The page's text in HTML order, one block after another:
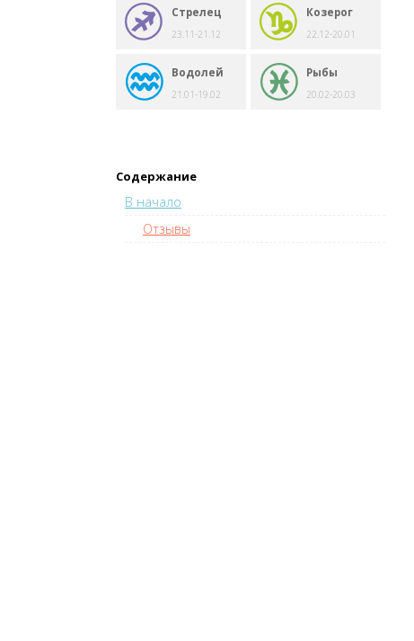
Стрелец
23.11-21.12
Козерог
22.12-20.01
Водолей
21.01-19.02
Рыбы
20.02-20.03
Содержание
В начало
Отзывы